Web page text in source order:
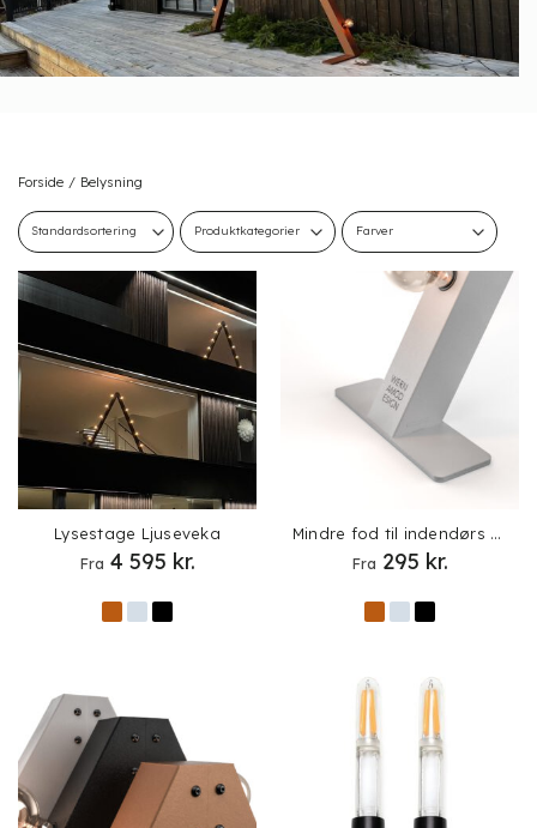
Forside / Belysning
Produktkategorier Farver
Lysestage Ljuseveka
Fra 4 595 kr.
Mindre fod til indendørs brug
Fra 295 kr.